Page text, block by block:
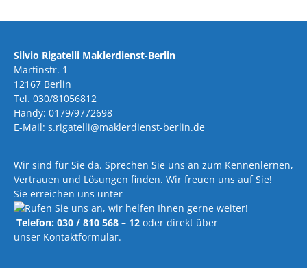
Silvio Rigatelli Maklerdienst-Berlin
Martinstr. 1
12167 Berlin
Tel. 030/81056812
Handy: 0179/9772698
E-Mail: s.rigatelli@maklerdienst-berlin.de
Wir sind für Sie da. Sprechen Sie uns an zum Kennenlernen,
Vertrauen und Lösungen finden. Wir freuen uns auf Sie!
Sie erreichen uns unter
Telefon: 030 / 810 568 – 12 oder direkt über
unser Kontaktformular.